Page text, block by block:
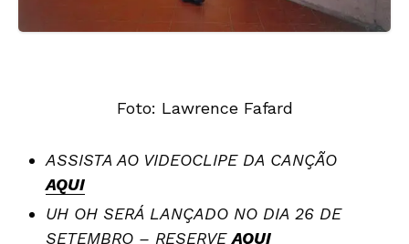
Foto: Lawrence Fafard
ASSISTA AO VIDEOCLIPE DA CANÇÃO
AQUI
UH OH SERÁ LANÇADO NO DIA 26 DE
SETEMBRO – RESERVEAQUI